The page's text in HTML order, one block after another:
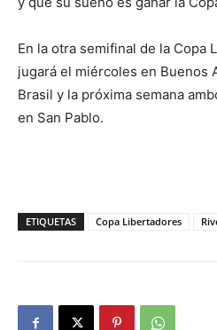
En la otra semifinal de la Copa
jugará el miércoles en Buenos
Brasil y la próxima semana
en San Pablo.
ETIQUETAS Copa Libertadores